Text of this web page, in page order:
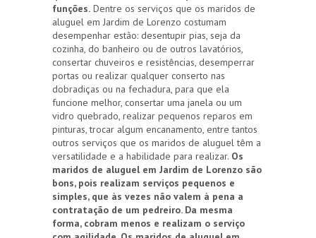
funções. Dentre os serviços que os maridos de
aluguel em Jardim de Lorenzo costumam
desempenhar estão: desentupir pias, seja da
cozinha, do banheiro ou de outros lavatórios,
consertar chuveiros e resistências, desemperrar
portas ou realizar qualquer conserto nas
dobradiças ou na fechadura, para que ela
funcione melhor, consertar uma janela ou um
vidro quebrado, realizar pequenos reparos em
pinturas, trocar algum encanamento, entre tantos
outros serviços que os maridos de aluguel têm a
versatilidade e a habilidade para realizar. Os
maridos de aluguel em Jardim de Lorenzo são
bons, pois realizam serviços pequenos e
simples, que às vezes não valem à pena a
contratação de um pedreiro. Da mesma
forma, cobram menos e realizam o serviço